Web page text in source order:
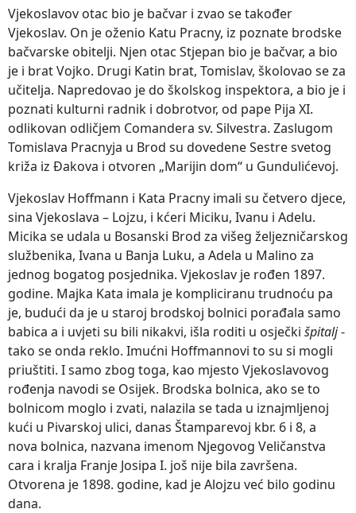
Vjekoslavov otac bio je bačvar i zvao se također
Vjekoslav. On je oženio Katu Pracny, iz poznate brodske
bačvarske obitelji. Njen otac Stjepan bio je bačvar, a bio
je i brat Vojko. Drugi Katin brat, Tomislav, školovao se za
učitelja. Napredovao je do školskog inspektora, a bio je i
poznati kulturni radnik i dobrotvor, od pape Pija XI.
odlikovan odličjem Comandera sv. Silvestra. Zaslugom
Tomislava Pracnyja u Brod su dovedene Sestre svetog
križa iz Đakova i otvoren „Marijin dom“ u Gundulićevoj.
Vjekoslav Hoffmann i Kata Pracny imali su četvero djece,
sina Vjekoslava – Lojzu, i kćeri Miciku, Ivanu i Adelu.
Micika se udala u Bosanski Brod za višeg željezničarskog
službenika, Ivana u Banja Luku, a Adela u Malino za
jednog bogatog posjednika. Vjekoslav je rođen 1897.
godine. Majka Kata imala je kompliciranu trudnoću pa
je, budući da je u staroj brodskoj bolnici porađala samo
babica a i uvjeti su bili nikakvi, išla roditi u osječki špitalj-
tako se onda reklo. Imućni Hoffmannovi to su si mogli
priuštiti. I samo zbog toga, kao mjesto Vjekoslavovog
rođenja navodi se Osijek. Brodska bolnica, ako se to
bolnicom moglo i zvati, nalazila se tada u iznajmljenoj
kući u Pivarskoj ulici, danas Štamparevoj kbr. 6 i 8, a
nova bolnica, nazvana imenom Njegovog Veličanstva
cara i kralja Franje Josipa I. još nije bila završena.
Otvorena je 1898. godine, kad je Alojzu već bilo godinu
dana.